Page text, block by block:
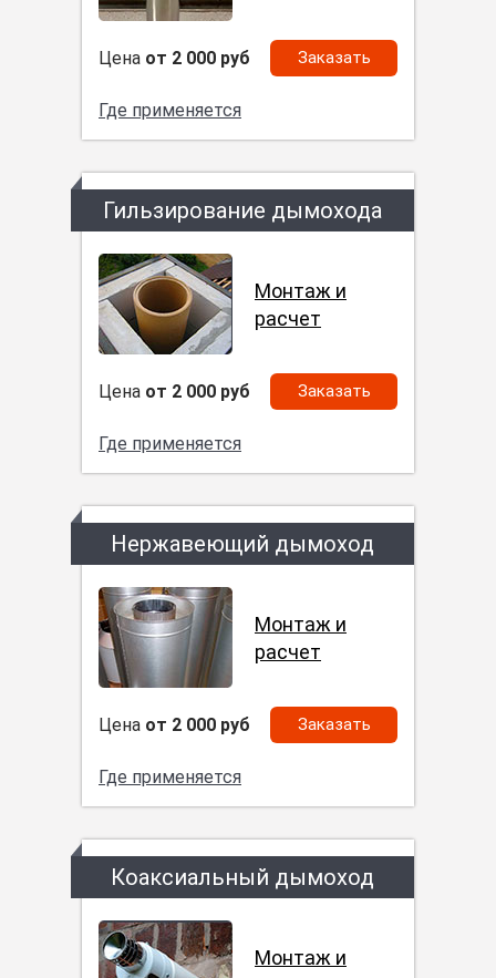
Цена от 2 000 руб Заказать
Где применяется
Гильзирование дымохода
Монтаж и
расчет
Цена от 2 000 руб Заказать
Где применяется
Нержавеющий дымоход
Монтаж и
расчет
Цена от 2 000 руб Заказать
Где применяется
Коаксиальный дымоход
Монтаж и